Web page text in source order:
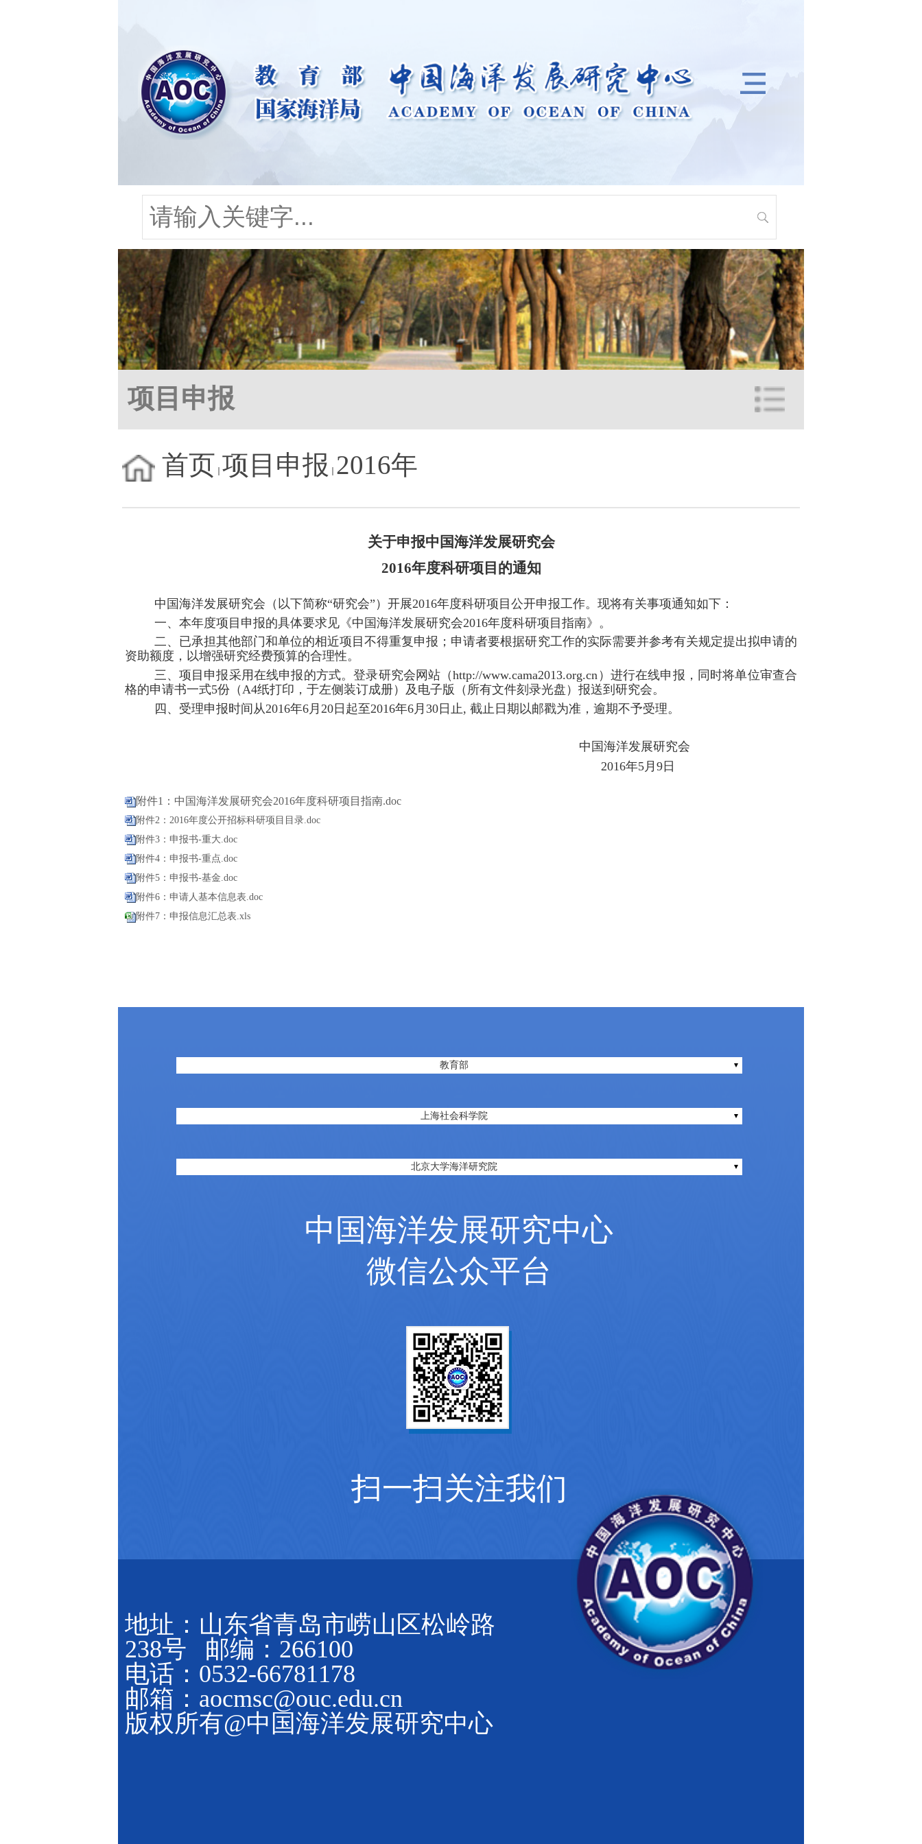
项目申报
首页 项目申报 2016年
关于申报中国海洋发展研究会
2016年度科研项目的通知
中国海洋发展研究会（以下简称“研究会”） 开展2016年度科研项目公开申报工作。现将有关事项通知如下：
一、本年度项目申报的具体要求见《中国海洋发展研究会2016年度科研项目指南》。
二、 已承担其他部门和单位的相近项目不得重复申报； 申请者要根据研究工作的实际需要并参考有关规定提出拟申请的
资助额度，以增强研究经费预算的合理性。
三、项目申报采用在线申报的方式。登录研究会网站（http://www.cama2013.org.cn ）进行在线申报，同时将单位审查合
格的申请书一式5份（ A4纸打印，于左侧装订成册）及电子版（所有文件刻录光盘）报送到研究会。
四、受理申报时间从2016年6月 20日起至2016年6月 30日止, 截止日期以邮戳为准，逾期不予受理。
中国海洋发展研究会
2016年5月 9日
附件1：中国海洋发展研究会2016年度科研项目指南.doc
附件2：2016年度公开招标科研项目目录.doc
附件3：申报书-重大.doc
附件4：申报书-重点.doc
附件5：申报书-基金.doc
附件6：申请人基本信息表.doc
附件7：申报信息汇总表.xls
教育部
上海社会科学院
北京大学海洋研究院
中国海洋发展研究中心
微信公众平台
扫一扫关注我们
地址：山东省青岛市崂山区松岭路
238号 邮编：266100
电话：0532-66781178
邮箱：aocmsc@ouc.edu.cn
版权所有@中国海洋发展研究中心